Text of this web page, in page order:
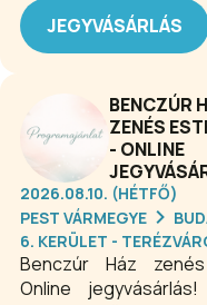
színpad
koncertekkel,
filmvetítésekkel,
JEGYVÁSÁRLÁS
BENCZÚR
ZENÉS
- ONLINE
2026.08.10. (HÉTFŐ)
PEST VÁRMEGYE
6. KERÜLET -
Benczúr Ház
Online